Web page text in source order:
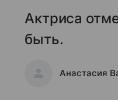
Актриса
быть.
Анастасия